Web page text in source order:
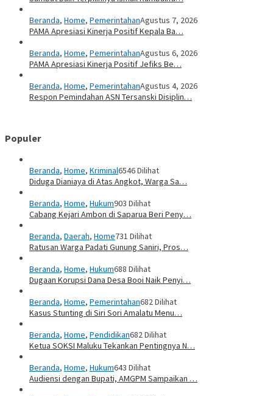
Beranda, Home, PemerintahanAgustus 7, 2026
PAMA Apresiasi Kinerja Positif Kepala Ba…
Beranda, Home, PemerintahanAgustus 6, 2026
PAMA Apresiasi Kinerja Positif Jefiks Be…
Beranda, Home, PemerintahanAgustus 4, 2026
Respon Pemindahan ASN Tersanski Disiplin…
Populer
Beranda, Home, Kriminal6546 Dilihat
Diduga Dianiaya di Atas Angkot, Warga Sa…
Beranda, Home, Hukum903 Dilihat
Cabang Kejari Ambon di Saparua Beri Peny…
Beranda, Daerah, Home731 Dilihat
Ratusan Warga Padati Gunung Saniri, Pros…
Beranda, Home, Hukum688 Dilihat
Dugaan Korupsi Dana Desa Booi Naik Penyi…
Beranda, Home, Pemerintahan682 Dilihat
Kasus Stunting di Siri Sori Amalatu Menu…
Beranda, Home, Pendidikan682 Dilihat
Ketua SOKSI Maluku Tekankan Pentingnya N…
Beranda, Home, Hukum643 Dilihat
Audiensi dengan Bupati, AMGPM Sampaikan …